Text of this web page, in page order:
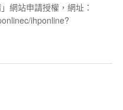
網站申請授權，網址：
ihponline?